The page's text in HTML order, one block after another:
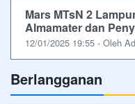
Mars MTsN 2
Almamater dan
12/01/2025 19:55 - Oleh
Berlangganan